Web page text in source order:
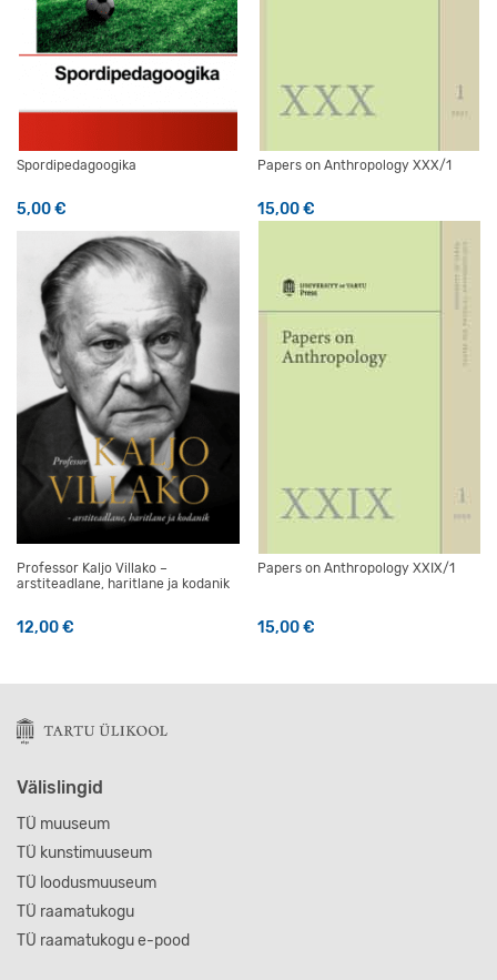
Spordipedagoogika
5,00€
Papers on Anthropology XXX/1
15,00€
Professor Kaljo Villako –
arstiteadlane, haritlane ja kodanik
12,00€
Papers on Anthropology XXIX/1
15,00€
Välislingid
TÜ muuseum
TÜ kunstimuuseum
TÜ loodusmuuseum
TÜ raamatukogu
TÜ raamatukogu e-pood